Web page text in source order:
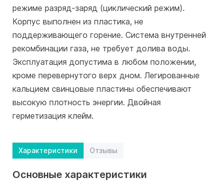
режиме разряд-заряд (циклический режим).
Корпус выполнен из пластика, не
поддерживающего горение. Система внутренней
рекомбинации газа, не требует долива воды.
Эксплуатация допустима в любом положении,
кроме перевернутого верх дном. Легированные
кальцием свинцовые пластины обеспечивают
высокую плотность энергии. Двойная
герметизация клейм.
Характеристики Отзывы
Основные характеристики